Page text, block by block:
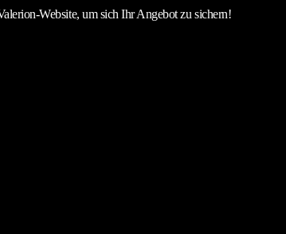
Website, um sich Ihr Angebot zu sichern!